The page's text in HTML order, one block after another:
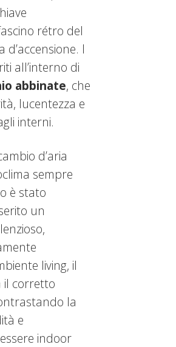
rétro del
I
all’interno di
abbinate, che
lucentezza e
interni.
d’aria
sempre
è stato
un
living, il
il corretto
la
e
indoor